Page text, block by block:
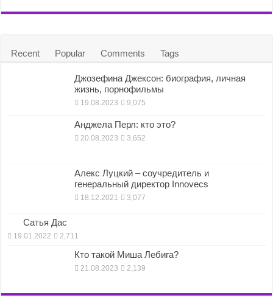
Recent Popular Comments Tags
Джозефина Джексон: биография, личная
жизнь, порнофильмы
19.08.2023 9,075
Анджела Перл: кто это?
20.08.2023 3,652
Алекс Луцкий – соучредитель и
генеральный директор Innovecs
18.12.2021 3,077
Сатья Дас
19.01.2022 2,711
Кто такой Миша Лебига?
21.08.2023 2,139